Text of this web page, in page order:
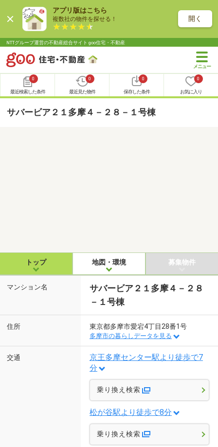
アプリ版はこちら
複数社の物件を探せる！ 開く
NTTグループ運営の不動産総合サイト goo住宅・不動産
0
最近検索した条件
0
最近見た物件
0
保存した条件
0
お気に入り
サバービア２１多摩４－２８－１号棟
トップ 地図・環境 募集物件
マンション名
サバービア２１多摩４－２８
－１号棟
住所 東京都多摩市愛宕4丁目28番1号
多摩市の暮らしデータを見る
交通
京王多摩センター駅より徒歩で7
分
乗り換え検索
松が谷駅より徒歩で8分
乗り換え検索